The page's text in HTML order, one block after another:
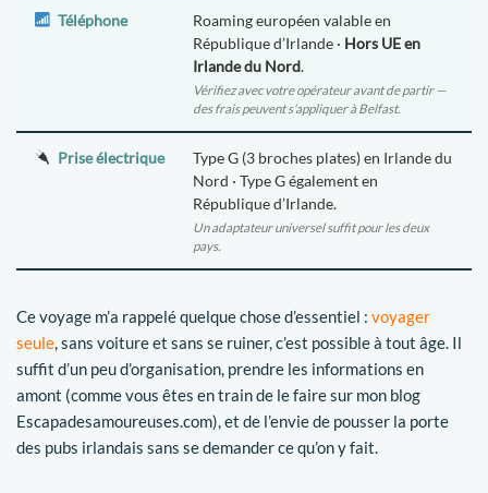
Téléphone
Roaming européen valable en
République d’Irlande · Hors UE en
Irlande du Nord.
Vérifiez avec votre opérateur avant de partir —
des frais peuvent s’appliquer à Belfast.
Prise électrique
Type G (3 broches plates) en Irlande du
Nord · Type G également en
République d’Irlande.
Un adaptateur universel suffit pour les deux
pays.
Ce voyage m’a rappelé quelque chose d’essentiel : voyager
seule, sans voiture et sans se ruiner, c’est possible à tout âge. Il
suffit d’un peu d’organisation, prendre les informations en
amont (comme vous êtes en train de le faire sur mon blog
Escapadesamoureuses.com), et de l’envie de pousser la porte
des pubs irlandais sans se demander ce qu’on y fait.